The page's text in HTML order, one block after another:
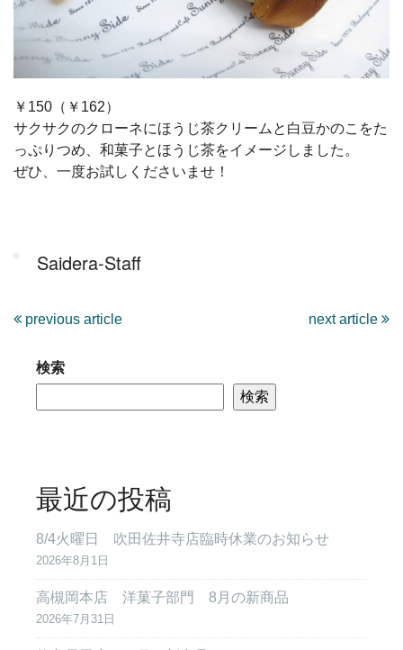
￥150（￥162）
サクサクのクローネにほうじ茶クリームと白豆かのこをた
っぷりつめ、和菓子とほうじ茶をイメージしました。
ぜひ、一度お試しくださいませ！
Saidera-Staff
previous article next article
検索
検索
最近の投稿
8/4火曜日 吹田佐井寺店臨時休業のお知らせ
2026年8月1日
高槻岡本店 洋菓子部門 8月の新商品
2026年7月31日